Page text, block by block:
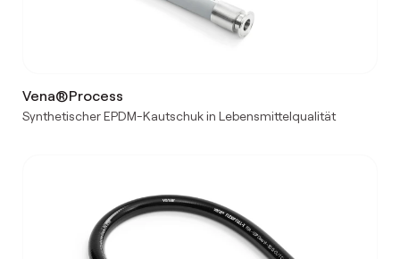
Vena®Process
Synthetischer EPDM-Kautschuk in Lebensmittelqualität